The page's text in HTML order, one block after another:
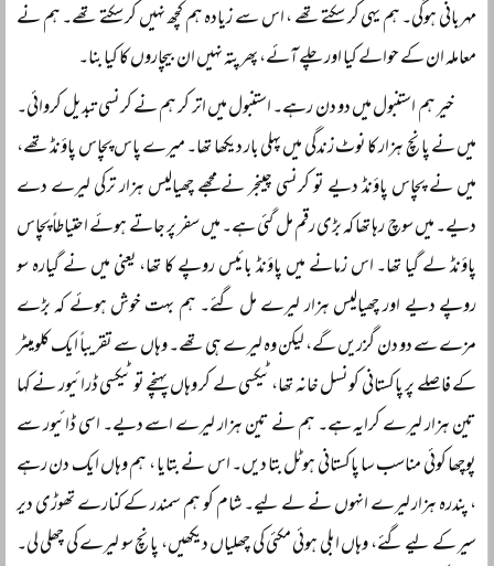
مہربانی ہوگی۔ ہم یہی کر سکتے تھے ، اس سے زیادہ ہم کچھ نہیں کر سکتے تھے۔ ہم نے
معاملہ ان کے حوالے کیا اور چلے آئے، پھر پتہ نہیں ان بیچاروں کا کیا بنا۔
خیر ہم استنبول میں دو دن رہے۔ استنبول میں اتر کر ہم نے کرنسی تبدیل کروائی۔
میں نے پانچ ہزار کا نوٹ زندگی میں پہلی بار دیکھا تھا۔ میرے پاس پچاس پاؤنڈ تھے،
میں نے پچاس پاؤنڈ دیے تو کرنسی چینجر نے مجھے چھیالیس ہزار ترکی لیرے دے
دیے۔ میں سوچ رہا تھا کہ بڑی رقم مل گئی ہے۔ میں سفر پر جاتے ہوئے احتیاطاً پچاس
پاؤنڈ لے گیا تھا۔ اس زمانے میں پاؤنڈ بائیس روپے کا تھا، یعنی میں نے گیارہ سو
روپے دیے اور چھیالیس ہزار لیرے مل گئے۔ ہم بہت خوش ہوئے کہ بڑے
مزے سے دو دن گزریں گے، لیکن وہ لیرے ہی تھے۔ وہاں سے تقریباً ایک کلومیٹر
کے فاصلے پر پاکستانی کونسل خانہ تھا، ٹیکسی لے کر وہاں پہنچے تو ٹیکسی ڈرائیور نے کہا
تین ہزار لیرے کرایہ ہے۔ ہم نے تین ہزار لیرے اسے دیے۔ اسی ڈائیور سے
پوچھا کوئی مناسب سا پاکستانی ہوٹل بتا دیں۔ اس نے بتایا ، ہم وہاں ایک دن رہے
، پندرہ ہزار لیرے انہوں نے لے لیے۔ شام کو ہم سمندر کے کنارے تھوڑی دیر
سیر کے لیے گئے، وہاں ابلی ہوئی مکئی کی چھلیاں دیکھیں، پانچ سو لیرے کی چھلی لی۔